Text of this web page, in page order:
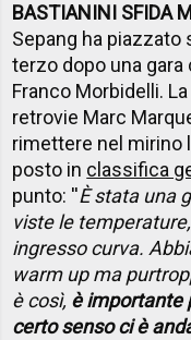
BASTIANINI SFIDA
Sepang ha piazzato
terzo dopo una
Franco Morbidelli.
retrovie Marc
rimettere nel mirino
posto in classifica
punto: ''È stata una
viste le
ingresso curva.
warm up ma
è così, è importante
certo senso ci è